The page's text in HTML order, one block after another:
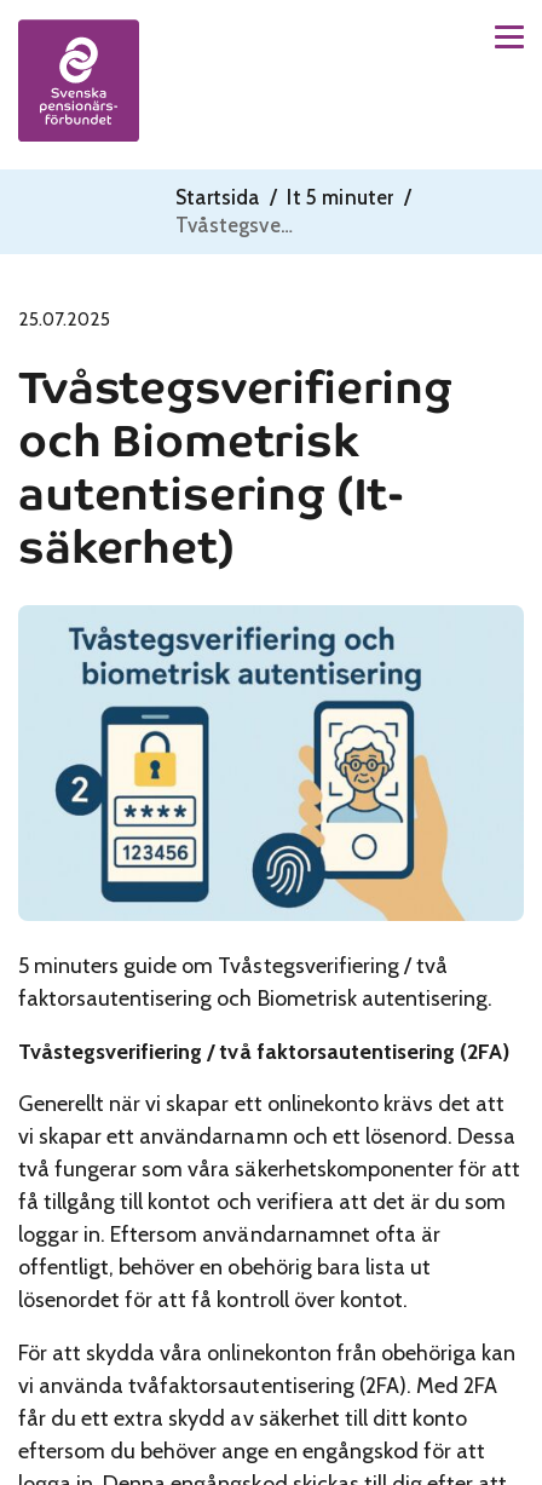
Skip to content
Startsida / It 5 minuter /
Tvåstegsverifiering och Biometrisk autentisering (It-säkerhet)
25.07.2025
Tvåstegsverifiering
och Biometrisk
autentisering (It-
säkerhet)
5 minuters guide om Tvåstegsverifiering / två
faktorsautentisering och Biometrisk autentisering.
Tvåstegsverifiering / två faktorsautentisering (2FA)
Generellt när vi skapar ett onlinekonto krävs det att
vi skapar ett användarnamn och ett lösenord. Dessa
två fungerar som våra säkerhetskomponenter för att
få tillgång till kontot och verifiera att det är du som
loggar in. Eftersom användarnamnet ofta är
offentligt, behöver en obehörig bara lista ut
lösenordet för att få kontroll över kontot.
För att skydda våra onlinekonton från obehöriga kan
vi använda tvåfaktorsautentisering (2FA). Med 2FA
får du ett extra skydd av säkerhet till ditt konto
eftersom du behöver ange en engångskod för att